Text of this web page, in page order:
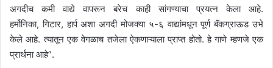
अगदीच कमी वाद्ये वापरून बरेच काही सांगण्याचा प्रयत्न केला आहे.
हर्मोनिका,गिटार,हार्प अशा अगदी मोजक्या ५-६ वाद्यांमधून पूर्ण बॅंकग्राऊड उभे
केले आहे. त्यातून एक वेगळाच तजेला ऐकणाऱ्याला प्राप्त होतो. हे गाणे म्हणजे एक
प्रार्थना आहे”.